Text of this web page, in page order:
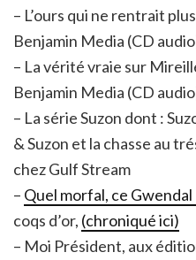
– L’ours qui ne rentrait
Benjamin Media (CD
– La vérité vraie sur
Benjamin Media (CD
– La série Suzon dont :
& Suzon et la chasse au
chez Gulf Stream
– Quel morfal, ce Gwendal
coqs d’or, (chroniqué ici)
– Moi Président, aux